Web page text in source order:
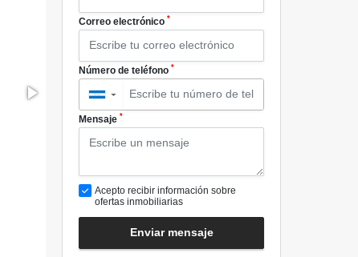
Correo electrónico *
Número de teléfono *
▼
Mensaje *
Acepto recibir información sobre
ofertas inmobiliarias
Enviar mensaje